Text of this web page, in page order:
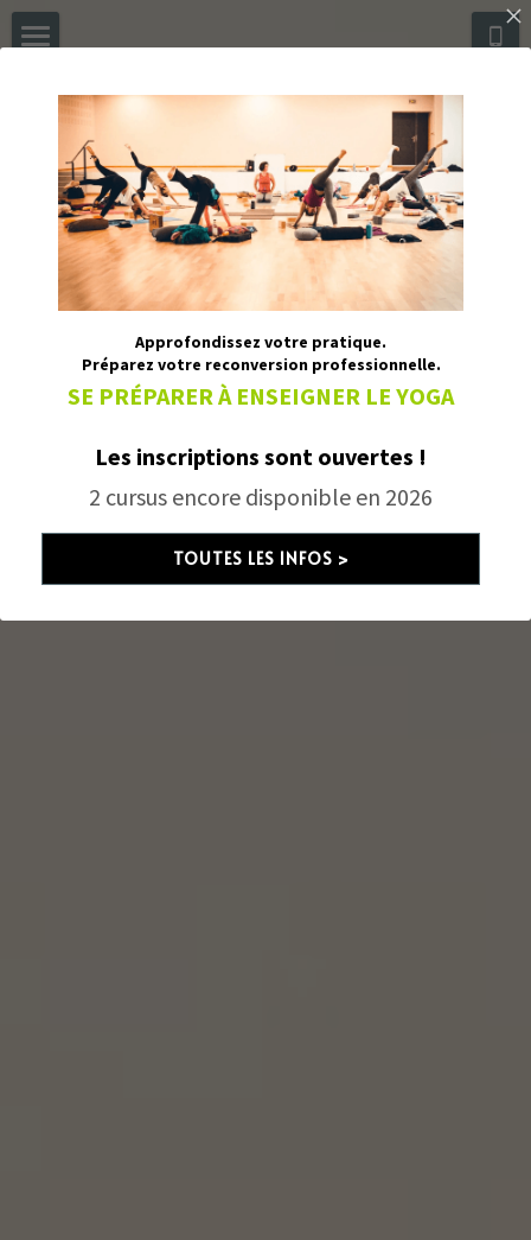
Cours de Yoga
Formations 2026
Qualiopi & Financement
À propos de moi
L'équipe
Au Féminin
Ressources gratuites
Approfondissez votre pratique.
Préparez votre reconversion professionnelle.
SE PRÉPARER À ENSEIGNER LE YOGA
Les inscriptions sont ouvertes !
2 cursus encore disponible en 2026
TOUTES LES INFOS >